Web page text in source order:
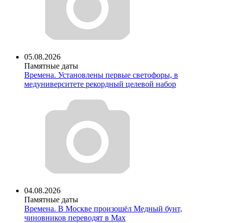
05.08.2026
Памятные даты
Времена. Установлены первые светофоры, в
медуниверситете рекордный целевой набор
04.08.2026
Памятные даты
Времена. В Москве произошёл Медный бунт,
чиновников переводят в Мах